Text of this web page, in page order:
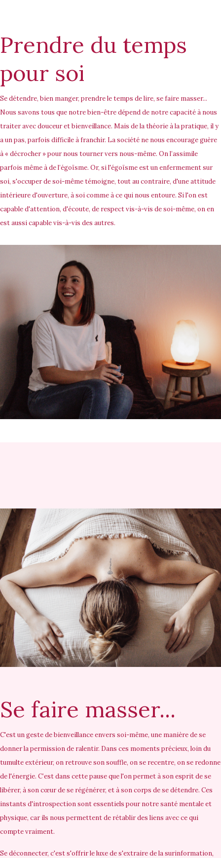
Prendre du temps
pour soi
Se détendre, bien manger, prendre le temps de lire, se faire masser...
Nous savons tous que notre bien-être dépend de notre capacité à nous
traiter avec douceur et bienveillance. Mais de la théorie à la pratique, il y
a un pas, parfois difficile à franchir. La société ne nous encourage guère
à « décrocher » pour nous tourner vers nous-même. On l’assimile
parfois même à de l’égoïsme. Or, si l'égoïsme est un enfermement sur
soi, s'occuper de soi-même témoigne, tout au contraire, d'uneattitude
intérieure d'ouverture, à soi comme à ce qui nous entoure. Si l'on est
capable d'attention, d'écoute, de respect vis-à-vis de soi-même, on en
est aussi capable vis-à-vis des autres.
Se faire masser...
C'est un geste de bienveillance envers soi-même, une manière de se
donner la permission de ralentir. Dans ces moments précieux, loin du
tumulte extérieur, on retrouve son souffle, on se recentre, on se redonne
de l'énergie. C’est dans cette pause que l'on permet à son esprit de se
libérer, à son cœur de se régénérer, et à son corps de se détendre. Ces
instants d'introspection sont essentiels pour notre santé mentale et
physique, car ils nous permettent de rétablir des liens avec ce qui
compte vraiment.
Se déconnecter, c'est s'offrir le luxe de s'extraire de la surinformation,